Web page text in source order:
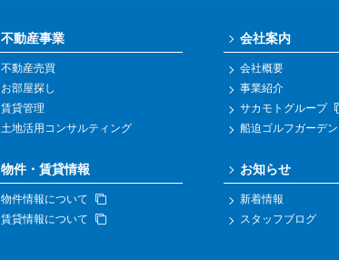
不動産事業
不動産売買
お部屋探し
賃貸管理
土地活用コンサルティング
物件・賃貸情報
物件情報について
賃貸情報について
会社案内
会社概要
事業紹介
サカモトグループ
船迫ゴルフガーデン
お知らせ
新着情報
スタッフブログ